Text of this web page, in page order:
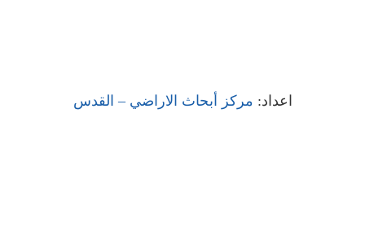
اعداد: مركز أبحاث الاراضي – القدس